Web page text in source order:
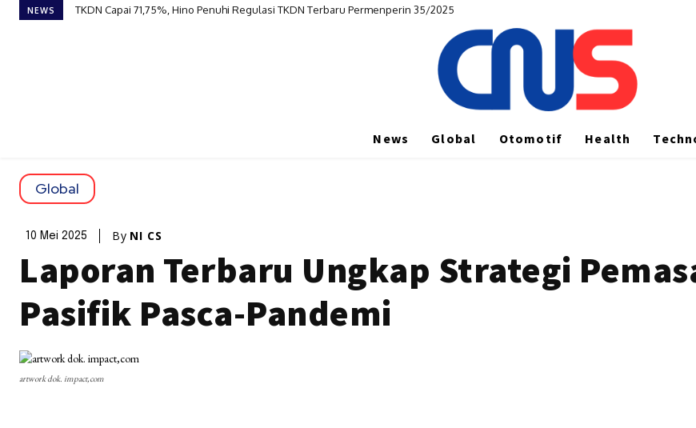
NEWS TKDN Capai 71,75%, Hino Penuhi Regulasi TKDN Terbaru Permenperin 35/2025
News Global Otomotif Health
Global
10 Mei 2025 By NI CS
Laporan Terbaru Ungkap Strategi
Pasifik Pasca-Pandemi
artwork dok. impact,com